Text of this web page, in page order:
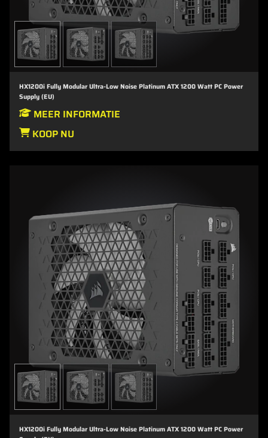
HX1200i Fully Modular Ultra-Low Noise Platinum ATX 1200 Watt PC Power
Supply (EU)
MEER INFORMATIE
KOOP NU
HX1200i Fully Modular Ultra-Low Noise Platinum ATX 1200 Watt PC Power